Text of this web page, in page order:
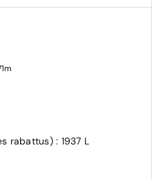
avancé (piéton, deux-
rabattus) : 1937 L